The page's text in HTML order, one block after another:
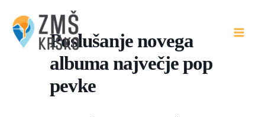
content
Poslušanje novega
albuma največje pop
pevke